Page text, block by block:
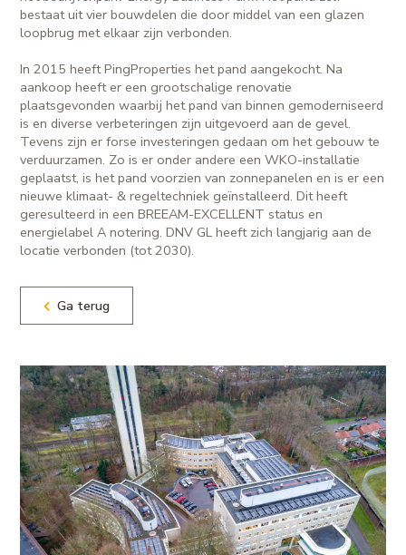
bestaat uit vier bouwdelen die door middel van een glazen
loopbrug met elkaar zijn verbonden.
In 2015 heeft PingProperties het pand aangekocht. Na
aankoop heeft er een grootschalige renovatie
plaatsgevonden waarbij het pand van binnen gemoderniseerd
is en diverse verbeteringen zijn uitgevoerd aan de gevel.
Tevens zijn er forse investeringen gedaan om het gebouw te
verduurzamen. Zo is er onder andere een WKO-installatie
geplaatst, is het pand voorzien van zonnepanelen en is er een
nieuwe klimaat- & regeltechniek geïnstalleerd. Dit heeft
geresulteerd in een BREEAM-EXCELLENT status en
energielabel A notering. DNV GL heeft zich langjarig aan de
locatie verbonden (tot 2030).
Ga terug